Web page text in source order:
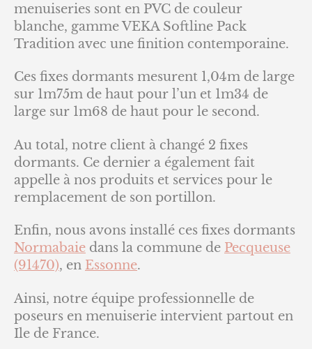
menuiseries sont en PVC de couleur
blanche, gamme VEKA Softline Pack
Tradition avec une finition contemporaine.
Ces fixes dormants mesurent 1,04m de large
sur 1m75m de haut pour l’un et 1m34 de
large sur 1m68 de haut pour le second.
Au total, notre client à changé 2 fixes
dormants. Ce dernier a également fait
appelle à nos produits et services pour le
remplacement de son portillon.
Enfin, nous avons installé ces fixes dormants
Normabaie dans la commune de Pecqueuse
(91470), en Essonne.
Ainsi, notre équipe professionnelle de
poseurs en menuiserie intervient partout en
Ile de France.